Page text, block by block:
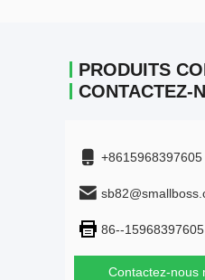
PRODUITS
CONTACTEZ-
+8615968397605
86--15968397605
Contactez-nous